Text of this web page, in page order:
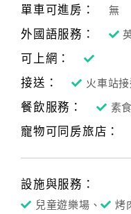
單車可進房： 無
外國語服務：
可上網：
接送：
火車站
餐飲服務： 素
寵物可同房旅店：
設施與服務：
兒童遊樂場、 烤